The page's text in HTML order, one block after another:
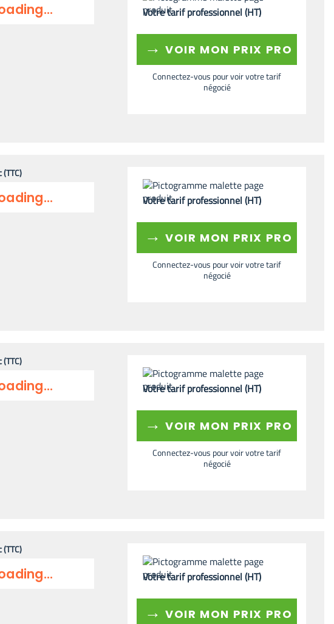
Votre tarif professionnel (HT)
→ VOIR MON PRIX PRO
Connectez-vous pour voir votre tarif
négocié
(TTC)
Votre tarif professionnel (HT)
→ VOIR MON PRIX PRO
Connectez-vous pour voir votre tarif
négocié
(TTC)
Votre tarif professionnel (HT)
→ VOIR MON PRIX PRO
Connectez-vous pour voir votre tarif
négocié
(TTC)
Votre tarif professionnel (HT)
→ VOIR MON PRIX PRO